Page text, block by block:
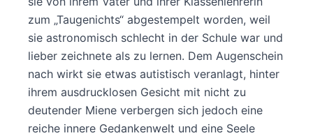
zum „Taugenichts“ abgestempelt worden, weil
sie astronomisch schlecht in der Schule war und
lieber zeichnete als zu lernen. Dem Augenschein
nach wirkt sie etwas autistisch veranlagt, hinter
ihrem ausdrucklosen Gesicht mit nicht zu
deutender Miene verbergen sich jedoch eine
reiche innere Gedankenwelt und eine Seele